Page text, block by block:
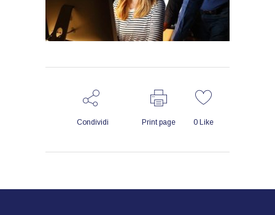
Condividi Print page 0 Like